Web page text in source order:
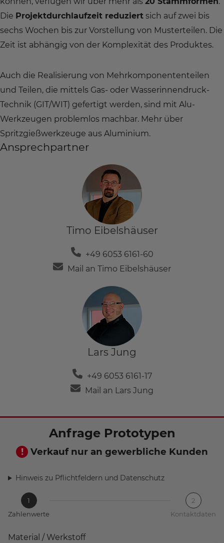
Die Projektdurchlaufzeit reduziert sich auf zwei bis
sechs Wochen bis zur Vorstellung von Musterteilen. Die
Zeit ist abhängig von der Komplexität des Produktes.
Auch die Realisierung von Mehrkomponententeilen
und Teilen, die mittels Gas- oder Wasserinnendruck-
Technik (GIT/WIT) gefertigt werden, sind mit Alu-
Werkzeugen problemlos machbar. Mehr über
Spritzgießwerkzeuge aus Aluminium.
Ansprechpartner
Timo Eibelshäuser
+49 6053 6161-60
Mail an Timo Eibelshäuser
Lars Jung
+49 6053 6161-17
Mail an Lars Jung
Anfrage Prototypen
Verkauf nur an gewerbliche Kunden
Hinweis zu Pflichtfeldern und Datenschutz
1
Zahlenwerte
2
Kontaktdaten
Material / Werkstoff